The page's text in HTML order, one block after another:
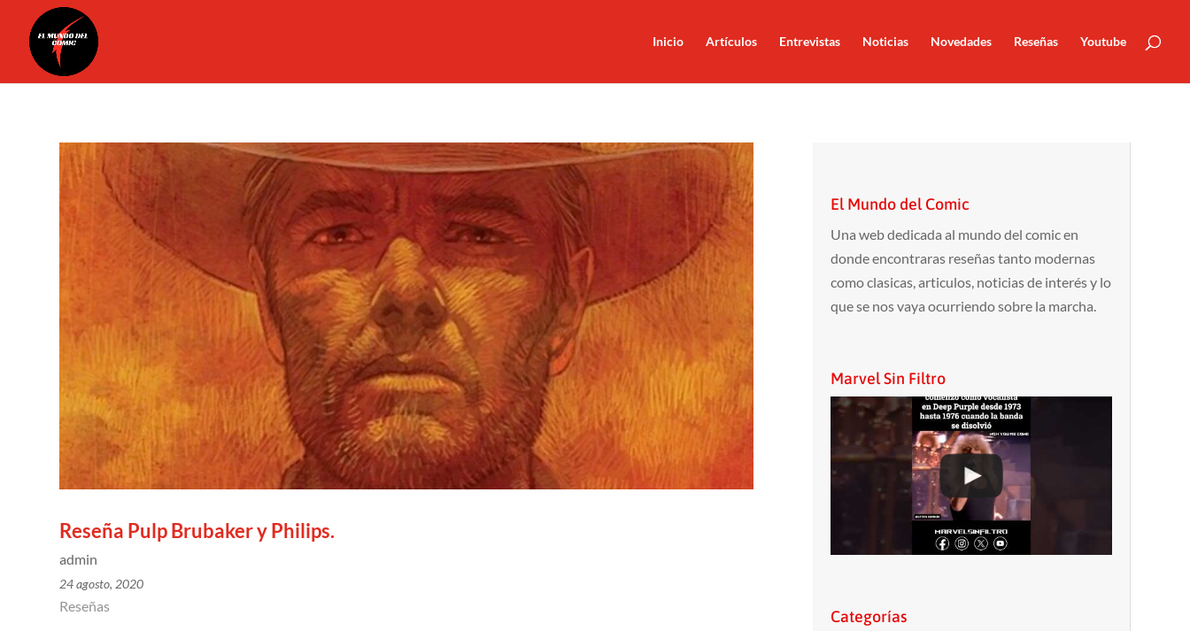
Inicio Artículos Entrevistas Noticias Novedades Reseñas Youtube
Reseña Pulp Brubaker y Philips.
admin
24 agosto, 2020
Reseñas
El Mundo del Comic
Una web dedicada al mundo del comic en
donde encontraras reseñas tanto modernas
como clasicas, articulos, noticias de interés y lo
que se nos vaya ocurriendo sobre la marcha.
Marvel Sin Filtro
Categorías